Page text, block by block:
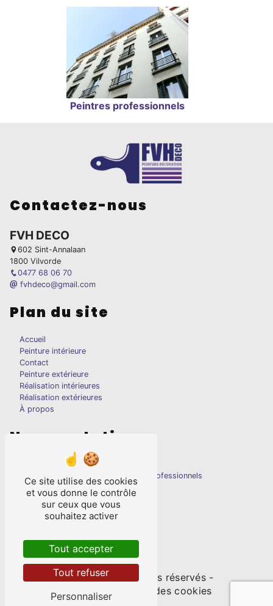
Peintres professionnels
Contactez-nous
FVH DECO
602 Sint-Annalaan
1800 Vilvorde
0477 68 06 70
fvhdeco@gmail.com
Plan du site
Accueil
Peinture intérieure
Contact
Peinture extérieure
Réalisation intérieures
Réalisation extérieures
À propos
Nos prestations
Peinture résidentielle
Peinture intérieure
Peintre en bâtiment
Rénovation maison
Rafraîchissement
Décoration intérieure
Peintres professionnels
Vistalid- 2026 - Tous droits réservés -
Mentions légales - Gestion des cookies
Ce site utilise des cookies
et vous donne le contrôle
sur ceux que vous
souhaitez activer
Tout accepter
Tout refuser
Personnaliser